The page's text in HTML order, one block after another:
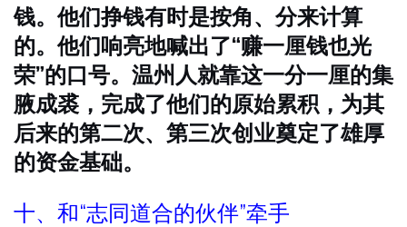
钱。他们挣钱有时是按角、分来计算
的。他们响亮地喊出了“赚一厘钱也光
荣”的口号。温州人就靠这一分一厘的集
腋成裘，完成了他们的原始累积，为其
后来的第二次、第三次创业奠定了雄厚
的资金基础。
十、和“志同道合的伙伴”牵手